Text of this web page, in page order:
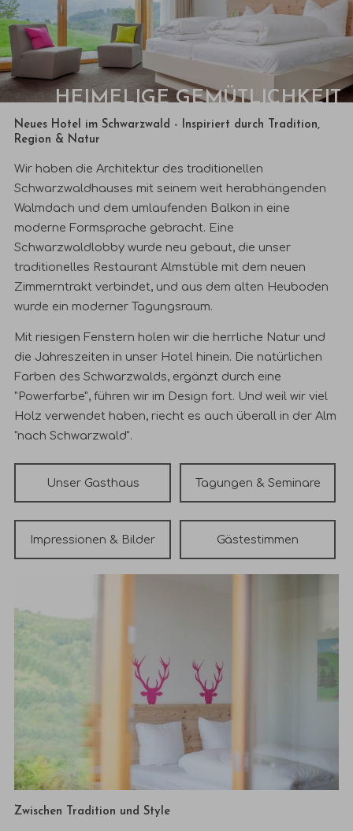
HEIMELIGE GEMÜTLICHKEIT
Neues Hotel im Schwarzwald - Inspiriert durch Tradition,
Region & Natur
Wir haben die Architektur des traditionellen
Schwarzwaldhauses mit seinem weit herabhängenden
Walmdach und dem umlaufenden Balkon in eine
moderne Formsprache gebracht. Eine
Schwarzwaldlobby wurde neu gebaut, die unser
traditionelles Restaurant Almstüble mit dem neuen
Zimmerntrakt verbindet, und aus dem alten Heuboden
wurde ein moderner Tagungsraum.
Mit riesigen Fenstern holen wir die herrliche Natur und
die Jahreszeiten in unser Hotel hinein. Die natürlichen
Farben des Schwarzwalds, ergänzt durch eine
"Powerfarbe", führen wir im Design fort. Und weil wir viel
Holz verwendet haben, riecht es auch überall in der Alm
"nach Schwarzwald".
Unser Gasthaus Tagungen & Seminare
Impressionen & Bilder Gästestimmen
Zwischen Tradition und Style